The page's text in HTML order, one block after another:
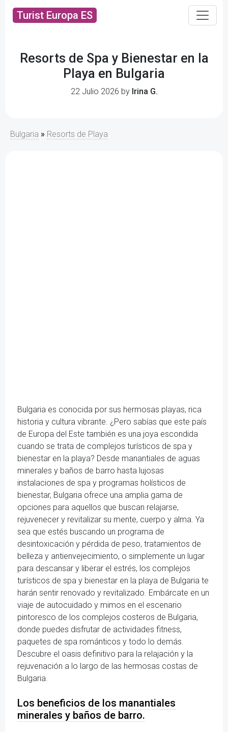
Turist Europa ES
Resorts de Spa y Bienestar en la
Playa en Bulgaria
22 Julio 2026 by Irina G.
Bulgaria » Resorts de Playa
Bulgaria es conocida por sus hermosas playas, rica
historia y cultura vibrante. ¿Pero sabías que este país
de Europa del Este también es una joya escondida
cuando se trata de complejos turísticos de spa y
bienestar en la playa? Desde manantiales de aguas
minerales y baños de barro hasta lujosas
instalaciones de spa y programas holísticos de
bienestar, Bulgaria ofrece una amplia gama de
opciones para aquellos que buscan relajarse,
rejuvenecer y revitalizar su mente, cuerpo y alma. Ya
sea que estés buscando un programa de
desintoxicación y pérdida de peso, tratamientos de
belleza y antienvejecimiento, o simplemente un lugar
para descansar y liberar el estrés, los complejos
turísticos de spa y bienestar en la playa de Bulgaria te
harán sentir renovado y revitalizado. Embárcate en un
viaje de autocuidado y mimos en el escenario
pintoresco de los complejos costeros de Bulgaria,
donde puedes disfrutar de actividades fitness,
paquetes de spa románticos y todo lo demás.
Descubre el oasis definitivo para la relajación y la
rejuvenación a lo largo de las hermosas costas de
Bulgaria.
Los beneficios de los manantiales
minerales y baños de barro.